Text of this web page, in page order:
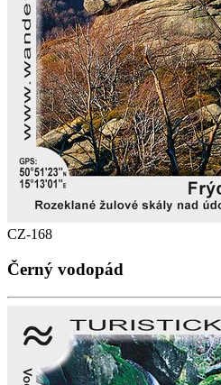
CZ-168
Černý vodopád